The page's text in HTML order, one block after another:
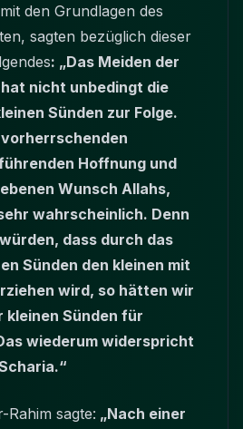
den Grundlagen des
sagten bezüglich dieser
: „Das Meiden der
nicht unbedingt die
Sünden zur Folge.
Hoffnung und
Wunsch Allahs,
wahrscheinlich. Denn
dass durch das
Sünden den kleinen mit
wird, so hätten wir
kleinen Sünden für
wiederum widerspricht
sagte: „Nach einer